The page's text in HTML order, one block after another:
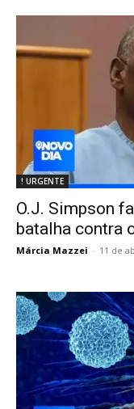
! URGENTE
O.J. Simpson
batalha contra
Márcia Mazzei - 11 de